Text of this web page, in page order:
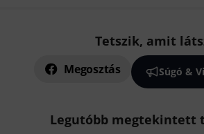
Tetszik, amit
Megosztás Súgó &
Legutóbb megtekintett